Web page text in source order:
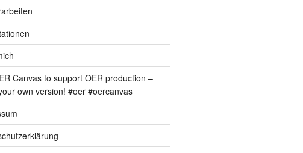
Canvas to support OER production –
own version! #oer #oercanvas